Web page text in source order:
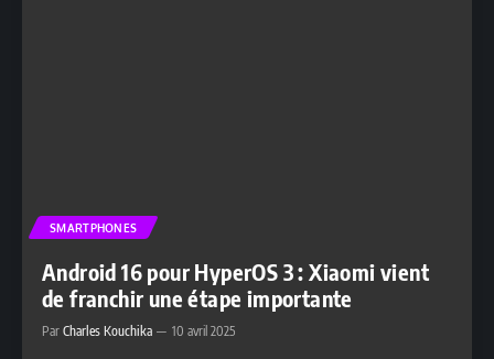
SMARTPHONES
Android 16 pour HyperOS 3 : Xiaomi vient
de franchir une étape importante
Par Charles Kouchika 10 avril 2025